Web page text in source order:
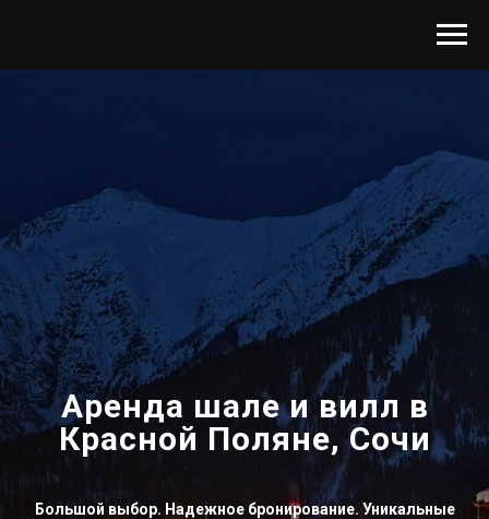
Аренда шале и вилл в
Красной Поляне, Сочи
Большой выбор. Надежное бронирование. Уникальные